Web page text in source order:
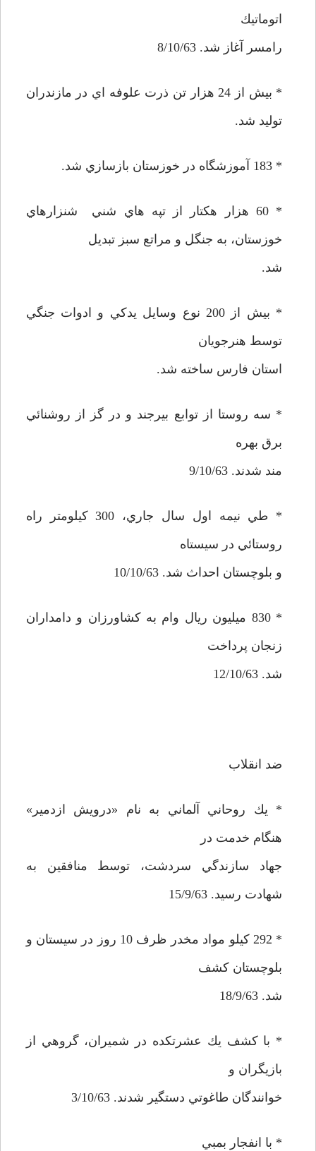
اتوماتيك
رامسر آغاز شد. 8/10/63
* بيش از 24 هزار تن ذرت علوفه اي در مازندران
توليد شد.
* 183 آموزشگاه در خوزستان بازسازي شد.
* 60 هزار هكتار از تپه هاي شني شنزارهاي
خوزستان، به جنگل و مراتع سبز تبديل
شد.
* بيش از 200 نوع وسايل يدكي و ادوات جنگي
توسط هنرجويان
استان فارس ساخته شد.
* سه روستا از توابع بيرجند و در گز از روشنائي
برق بهره
مند شدند. 9/10/63
* طي نيمه اول سال جاري، 300 كيلومتر راه
روستائي در سيستاه
و بلوچستان احداث شد. 10/10/63
* 830 ميليون ريال وام به كشاورزان و دامداران
زنجان پرداخت
شد. 12/10/63
ضد انقلاب
* يك روحاني آلماني به نام «درويش ازدمير»
هنگام خدمت در
جهاد سازندگي سردشت، توسط منافقين به
شهادت رسيد. 15/9/63
* 292 كيلو مواد مخدر ظرف 10 روز در سيستان و
بلوچستان كشف
شد. 18/9/63
* با كشف يك عشرتكده در شميران، گروهي از
بازيگران و
خوانندگان طاغوتي دستگير شدند. 3/10/63
* با انفجار بمبي